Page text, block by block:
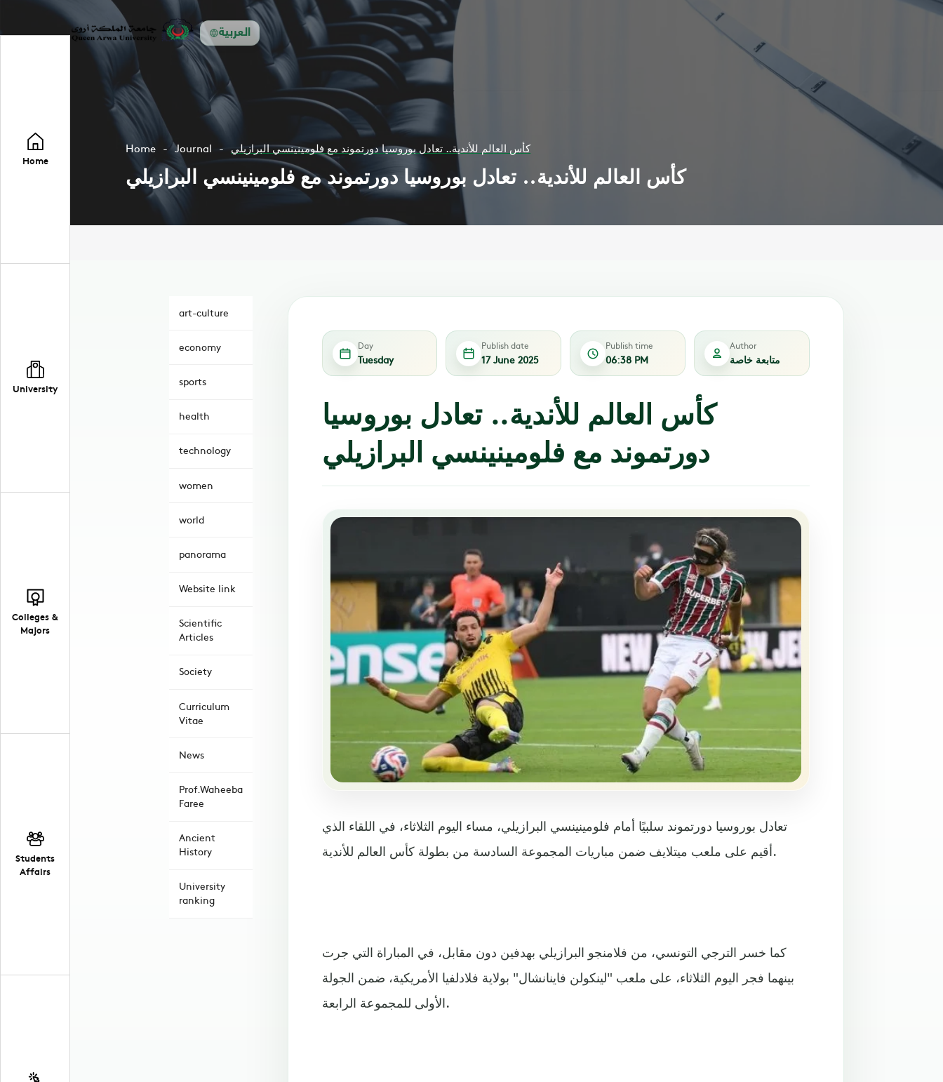
العربية
Home
University
Colleges &
Majors
Students
Affairs
Home Journal كأس العالم للأندية.. تعادل بوروسيا دورتموند مع فلومينينسي البرازيلي
كأس العالم للأندية.. تعادل بوروسيا دورتموند مع فلومينينسي البرازيلي
art-culture
economy
sports
health
technology
women
world
panorama
Website link
Scientific
Articles
Society
Curriculum
Vitae
News
Prof.Waheeba
Faree
Ancient
History
University
ranking
Day
Tuesday
Publish date
17 June 2025
Publish time
06:38 PM
Author
متابعة خاصة
كأس العالم للأندية.. تعادل بوروسيا
دورتموند مع فلومينينسي البرازيلي
تعادل بوروسيا دورتموند سلبيًا أمام فلومينينسي البرازيلي، مساء اليوم الثلاثاء، في اللقاء الذي
أقيم على ملعب ميتلايف ضمن مباريات المجموعة السادسة من بطولة كأس العالم للأندية.
كما خسر الترجي التونسي، من فلامنجو البرازيلي بهدفين دون مقابل، في المباراة التي جرت
بينهما فجر اليوم الثلاثاء، على ملعب "لينكولن فاينانشال" بولاية فلادلفيا الأمريكية، ضمن الجولة
الأولى للمجموعة الرابعة.